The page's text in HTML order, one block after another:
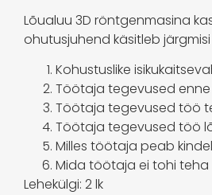
Lõualuu 3D röntgenmasina
ohutusjuhend käsitleb
Kohustuslike
Töötaja tegevused
Töötaja tegevused töö
Töötaja tegevused töö
Milles töötaja peab
Mida töötaja ei tohi teha
Lehekülgi: 2 lk